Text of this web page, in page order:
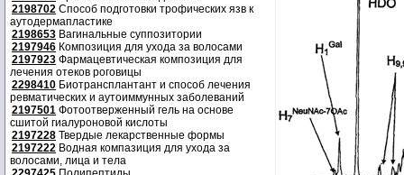
2198702 Способ подготовки трофических язв к
аутодермапластике
2198653 Вагинальные суппозитории
2197946 Композиция для ухода за волосами
2197923 Фармацевтическая композиция для
лечения отеков роговицы
2298410 Биотрансплантант и способ лечения
ревматических и аутоиммунных заболеваний
2197501 Фотоотверженный гель на основе
сшитой гиалуроновой кислоты
2197228 Твердые лекарственные формы
2197222 Водная компазиция для ухода за
волосами, лица и тела